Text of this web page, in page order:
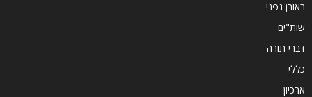
ראובן גפני
שות"ים
דברי תורה
כללי
ארכיון